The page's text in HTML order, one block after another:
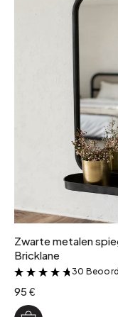
Zwarte metalen
Bricklane
&
30
95 €